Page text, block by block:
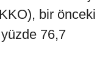
bir önceki
76,7